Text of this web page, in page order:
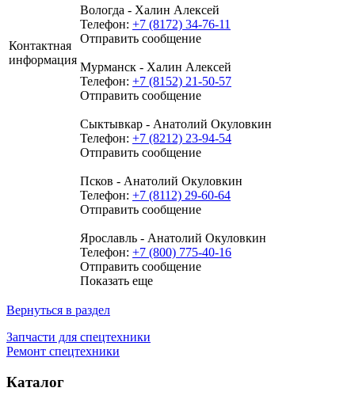
Контактная
информация
Вологда - Халин Алексей
Телефон: +7 (8172) 34-76-11
Отправить сообщение
Мурманск - Халин Алексей
Телефон: +7 (8152) 21-50-57
Отправить сообщение
Сыктывкар - Анатолий Окуловкин
Телефон: +7 (8212) 23-94-54
Отправить сообщение
Псков - Анатолий Окуловкин
Телефон: +7 (8112) 29-60-64
Отправить сообщение
Ярославль - Анатолий Окуловкин
Телефон: +7 (800) 775-40-16
Отправить сообщение
Показать еще
Вернуться в раздел
Запчасти для спецтехники
Ремонт спецтехники
Каталог